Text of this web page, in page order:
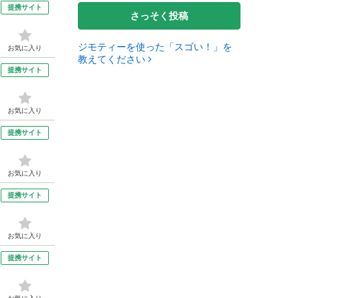
提携サイト
お気に入り
提携サイト
お気に入り
提携サイト
お気に入り
提携サイト
お気に入り
提携サイト
さっそく投稿
ジモティーを使った「スゴい！」を
教えてください